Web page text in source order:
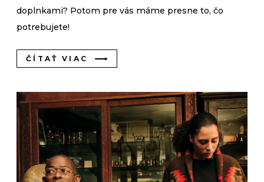
doplnkami? Potom pre vás máme presne to, čo
potrebujete!
ČÍTAŤ VIAC